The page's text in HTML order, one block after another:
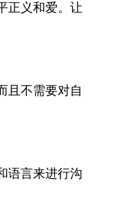
正义和爱。让
且不需要对自
语言来进行沟